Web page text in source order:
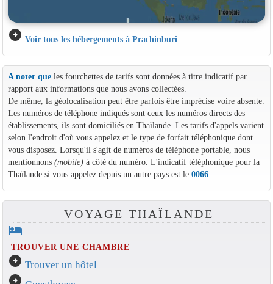
arrow_circle_right Voir tous les hébergements à Prachinburi
A noter queles fourchettes de tarifs sont données à titre indicatif par
rapport aux informations que nous avons collectées.
De même, la géolocalisation peut être parfois être imprécise voire absente.
Les numéros de téléphone indiqués sont ceux les numéros directs des
établissements, ils sont domiciliés en Thaïlande. Les tarifs d'appels varient
selon l'endroit d'où vous appelez et le type de forfait téléphonique dont
vous disposez. Lorsqu'il s'agit de numéros de téléphone portable, nous
mentionnons (mobile)à côté du numéro. L'indicatif téléphonique pour la
Thaïlande si vous appelez depuis un autre pays est le 0066.
VOYAGE THAÏLANDE
hotel
TROUVER UNE CHAMBRE
arrow_circle_right Trouver un hôtel
arrow_circle_right